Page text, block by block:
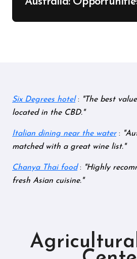
Six Degrees hotel:
The best
located in the CBD.
Italian dining near the water:
matched with a great wine list.
Chanya Thai food:
Highly
fresh Asian cuisine.